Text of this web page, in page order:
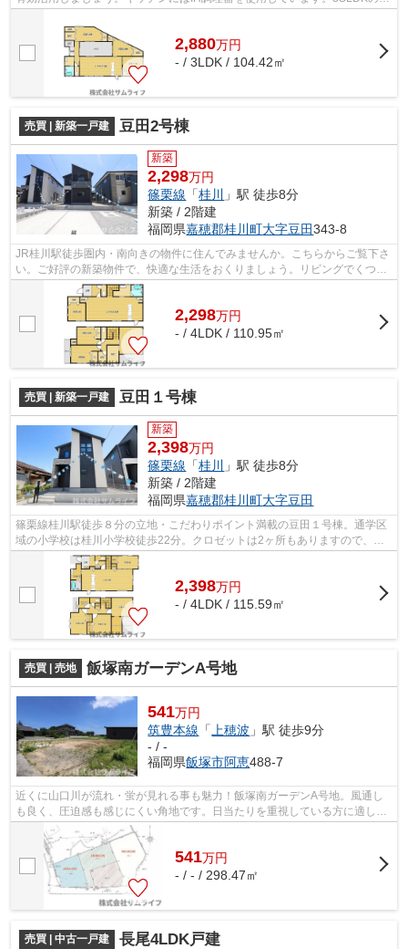
2,880万円
- / 3LDK / 104.42㎡
売買 | 新築一戸建 豆田2号棟
新築
2,298万円
篠栗線 「桂川
」駅 徒歩8分
新築 / 2階建
福岡県嘉穂郡桂川町大字豆田343-8
JR桂川駅徒歩圏内・南向きの物件に住んでみませんか。こちらからご覧下さ
い。ご好評の新築物件で、快適な生活をおくりましょう。リビングでくつろ
げる4SLDKの物件です。水道代の節約に...
2,298万円
- / 4LDK / 110.95㎡
売買 | 新築一戸建 豆田１号棟
新築
2,398万円
篠栗線 「桂川
」駅 徒歩8分
新築 / 2階建
福岡県嘉穂郡桂川町大字豆田
篠栗線桂川駅徒歩８分の立地・こだわりポイント満載の豆田１号棟。通学区
域の小学校は桂川小学校徒歩22分。クロゼットは2ヶ所もありますので、衣
類や荷物が多い方にもおススメです。篠...
2,398万円
- / 4LDK / 115.59㎡
売買 | 売地 飯塚南ガーデンA号地
541万円
筑豊本線 「 上穂波 」駅 徒歩9分
- / -
福岡県飯塚市阿恵488-7
近くに山口川が流れ・蛍が見れる事も魅力！飯塚南ガーデンA号地。風通し
も良く、圧迫感も感じにくい角地です。日当たりを重視している方に適した
南側道路になります。土地の購入をお考...
541万円
- / - / 298.47㎡
売買 | 中古一戸建 長尾4LDK戸建